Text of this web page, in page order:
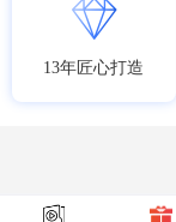
13年匠心打造